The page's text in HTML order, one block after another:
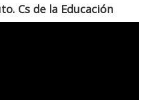
Cs de la Educación